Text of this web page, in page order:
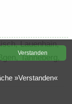
Lau­en­hain,
Tan­ne­berg,
Ver­stan­den
»Ver­stan­den«